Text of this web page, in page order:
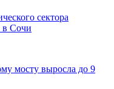
сектора
в Сочи
мосту выросла до 9